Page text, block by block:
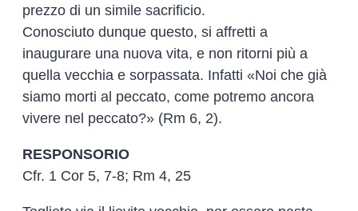
prezzo di un simile sacrificio.
Conosciuto dunque questo, si affretti a
inaugurare una nuova vita, e non ritorni più a
quella vecchia e sorpassata. Infatti «Noi che già
siamo morti al peccato, come potremo ancora
vivere nel peccato?» (Rm 6, 2).
RESPONSORIO
Cfr. 1 Cor 5, 7-8; Rm 4, 25